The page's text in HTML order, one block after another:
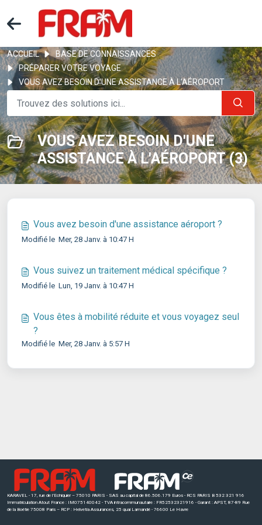
ACCUEIL
BASE DE CONNAISSANCES
PRÉPARER VOTRE VOYAGE
VOUS AVEZ BESOIN D'UNE ASSISTANCE À L'AÉROPORT
VOUS AVEZ BESOIN D'UNE
ASSISTANCE À L'AÉROPORT (3)
Vous avez besoin d'une assistance aéroport ?
Modifié le Mer, 28 Janv. à 10:47 H
Vous suivez un traitement médical spécifique ?
Modifié le Lun, 19 Janv. à 10:47 H
Vous êtes à mobilité réduite et vous voyagez seul
?
Modifié le Mer, 28 Janv. à 5:57 H
KARAVEL - 17, rue de l’Echiquier – 75010 PARIS - SAS au capital de 86.506.179 Euros - RCS PARIS B 532 321 916
Immatriculation Atout France : IM075140042 - TVA intracommunautaire : FR52532321916 - Garant : APST, 87-89 Rue
de la Boétie 75008 Paris – RCP : Helvetia Assurances, 25 quai Lamandé - 76600 Le Havre